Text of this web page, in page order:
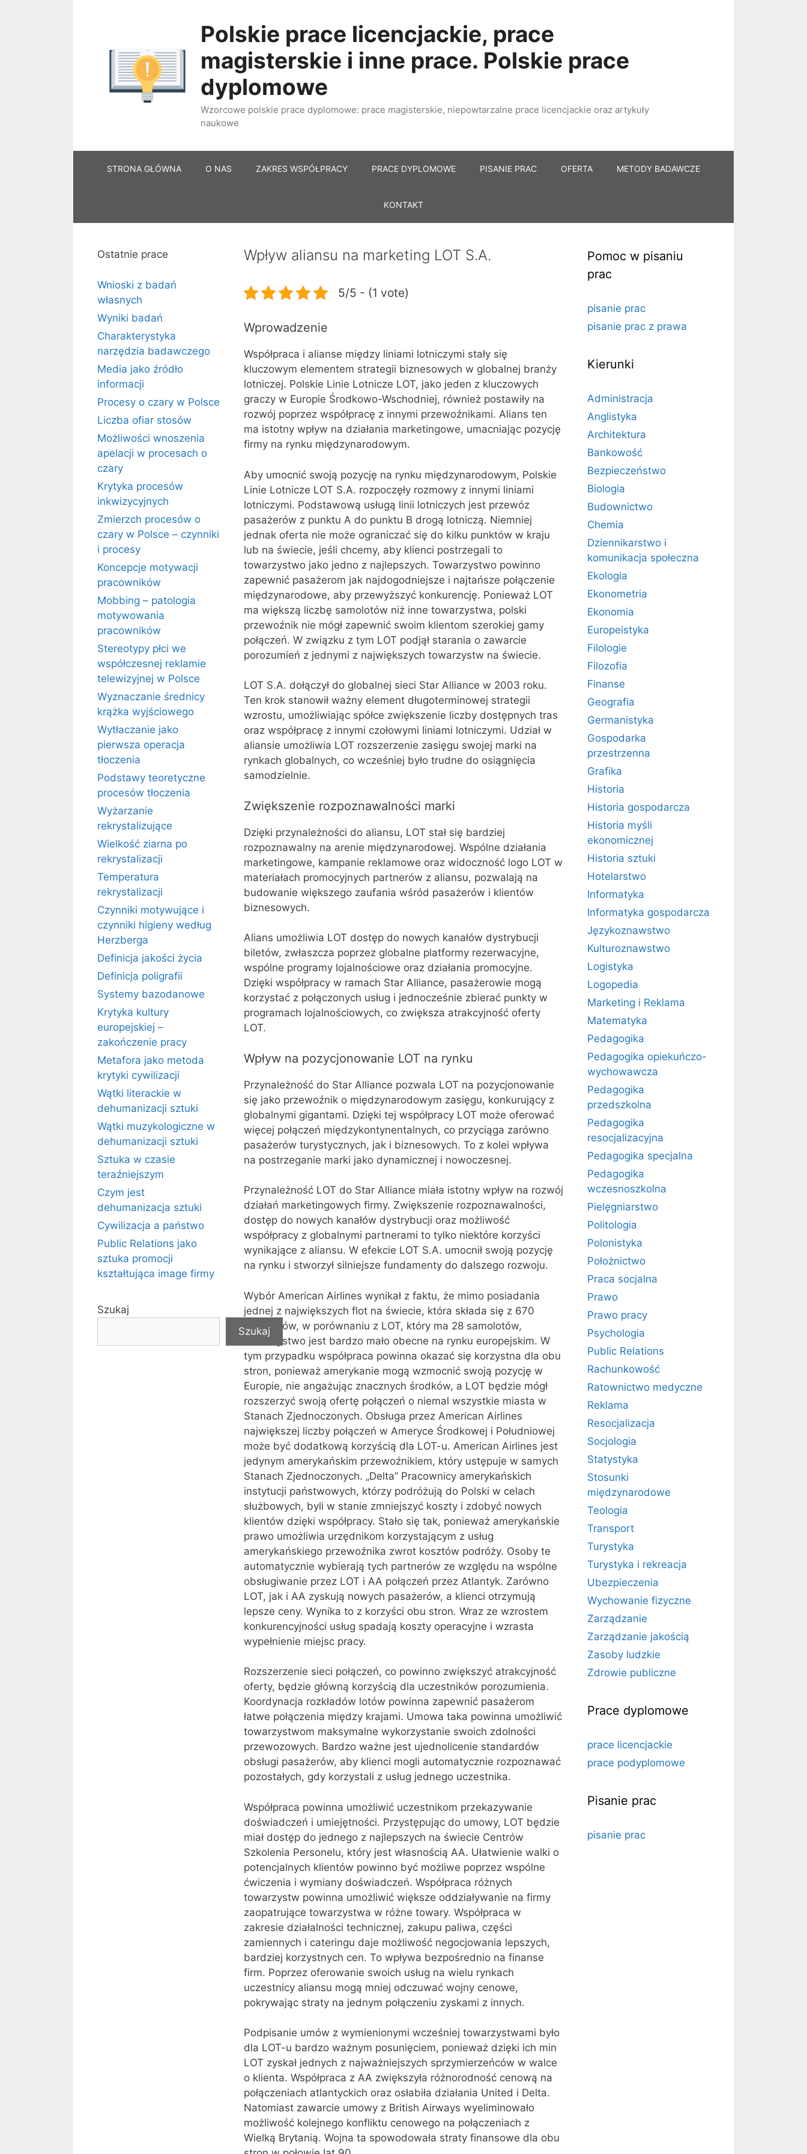
Polskie prace licencjackie, prace
magisterskie i inne prace. Polskie prace
dyplomowe
Wzorcowe polskie prace dyplomowe: prace magisterskie, niepowtarzalne prace licencjackie oraz artykuły
naukowe
STRONA GŁÓWNA O NAS ZAKRES WSPÓŁPRACY PRACE DYPLOMOWE PISANIE PRAC OFERTA METODY BADAWCZE
KONTAKT
Wpływ aliansu na marketing LOT S.A.
5/5 - (1 vote)
Wprowadzenie
Współpraca i alianse między liniami lotniczymi stały się
kluczowym elementem strategii biznesowych w globalnej branży
lotniczej. Polskie Linie Lotnicze LOT, jako jeden z kluczowych
graczy w Europie Środkowo-Wschodniej, również postawiły na
rozwój poprzez współpracę z innymi przewoźnikami. Alians ten
ma istotny wpływ na działania marketingowe, umacniając pozycję
firmy na rynku międzynarodowym.
Aby umocnić swoją pozycję na rynku międzynarodowym, Polskie
Linie Lotnicze LOT S.A. rozpoczęły rozmowy z innymi liniami
lotniczymi. Podstawową usługą linii lotniczych jest przewóz
pasażerów z punktu A do punktu B drogą lotniczą. Niemniej
jednak oferta nie może ograniczać się do kilku punktów w kraju
lub na świecie, jeśli chcemy, aby klienci postrzegali to
towarzystwo jako jedno z najlepszych. Towarzystwo powinno
zapewnić pasażerom jak najdogodniejsze i najtańsze połączenie
międzynarodowe, aby przewyższyć konkurencję. Ponieważ LOT
ma większą liczbę samolotów niż inne towarzystwa, polski
przewoźnik nie mógł zapewnić swoim klientom szerokiej gamy
połączeń. W związku z tym LOT podjął starania o zawarcie
porozumień z jednymi z największych towarzystw na świecie.
LOT S.A. dołączył do globalnej sieci Star Alliance w 2003 roku.
Ten krok stanowił ważny element długoterminowej strategii
wzrostu, umożliwiając spółce zwiększenie liczby dostępnych tras
oraz współpracę z innymi czołowymi liniami lotniczymi. Udział w
aliansie umożliwia LOT rozszerzenie zasięgu swojej marki na
rynkach globalnych, co wcześniej było trudne do osiągnięcia
samodzielnie.
Zwiększenie rozpoznawalności marki
Dzięki przynależności do aliansu, LOT stał się bardziej
rozpoznawalny na arenie międzynarodowej. Wspólne działania
marketingowe, kampanie reklamowe oraz widoczność logo LOT w
materiałach promocyjnych partnerów z aliansu, pozwalają na
budowanie większego zaufania wśród pasażerów i klientów
biznesowych.
Alians umożliwia LOT dostęp do nowych kanałów dystrybucji
biletów, zwłaszcza poprzez globalne platformy rezerwacyjne,
wspólne programy lojalnościowe oraz działania promocyjne.
Dzięki współpracy w ramach Star Alliance, pasażerowie mogą
korzystać z połączonych usług i jednocześnie zbierać punkty w
programach lojalnościowych, co zwiększa atrakcyjność oferty
LOT.
Wpływ na pozycjonowanie LOT na rynku
Przynależność do Star Alliance pozwala LOT na pozycjonowanie
się jako przewoźnik o międzynarodowym zasięgu, konkurujący z
globalnymi gigantami. Dzięki tej współpracy LOT może oferować
więcej połączeń międzykontynentalnych, co przyciąga zarówno
pasażerów turystycznych, jak i biznesowych. To z kolei wpływa
na postrzeganie marki jako dynamicznej i nowoczesnej.
Przynależność LOT do Star Alliance miała istotny wpływ na rozwój
działań marketingowych firmy. Zwiększenie rozpoznawalności,
dostęp do nowych kanałów dystrybucji oraz możliwość
współpracy z globalnymi partnerami to tylko niektóre korzyści
wynikające z aliansu. W efekcie LOT S.A. umocnił swoją pozycję
na rynku i stworzył silniejsze fundamenty do dalszego rozwoju.
Wybór American Airlines wynikał z faktu, że mimo posiadania
jednej z największych flot na świecie, która składa się z 670
samolotów, w porównaniu z LOT, który ma 28 samolotów,
towarzystwo jest bardzo mało obecne na rynku europejskim. W
tym przypadku współpraca powinna okazać się korzystna dla obu
stron, ponieważ amerykanie mogą wzmocnić swoją pozycję w
Europie, nie angażując znacznych środków, a LOT będzie mógł
rozszerzyć swoją ofertę połączeń o niemal wszystkie miasta w
Stanach Zjednoczonych. Obsługa przez American Airlines
największej liczby połączeń w Ameryce Środkowej i Południowej
może być dodatkową korzyścią dla LOT-u. American Airlines jest
jedynym amerykańskim przewoźnikiem, który ustępuje w samych
Stanach Zjednoczonych. „Delta” Pracownicy amerykańskich
instytucji państwowych, którzy podróżują do Polski w celach
służbowych, byli w stanie zmniejszyć koszty i zdobyć nowych
klientów dzięki współpracy. Stało się tak, ponieważ amerykańskie
prawo umożliwia urzędnikom korzystającym z usług
amerykańskiego przewoźnika zwrot kosztów podróży. Osoby te
automatycznie wybierają tych partnerów ze względu na wspólne
obsługiwanie przez LOT i AA połączeń przez Atlantyk. Zarówno
LOT, jak i AA zyskują nowych pasażerów, a klienci otrzymują
lepsze ceny. Wynika to z korzyści obu stron. Wraz ze wzrostem
konkurencyjności usług spadają koszty operacyjne i wzrasta
wypełnienie miejsc pracy.
Rozszerzenie sieci połączeń, co powinno zwiększyć atrakcyjność
oferty, będzie główną korzyścią dla uczestników porozumienia.
Koordynacja rozkładów lotów powinna zapewnić pasażerom
łatwe połączenia między krajami. Umowa taka powinna umożliwić
towarzystwom maksymalne wykorzystanie swoich zdolności
przewozowych. Bardzo ważne jest ujednolicenie standardów
obsługi pasażerów, aby klienci mogli automatycznie rozpoznawać
pozostałych, gdy korzystali z usług jednego uczestnika.
Współpraca powinna umożliwić uczestnikom przekazywanie
doświadczeń i umiejętności. Przystępując do umowy, LOT będzie
miał dostęp do jednego z najlepszych na świecie Centrów
Szkolenia Personelu, który jest własnością AA. Ułatwienie walki o
potencjalnych klientów powinno być możliwe poprzez wspólne
ćwiczenia i wymiany doświadczeń. Współpraca różnych
towarzystw powinna umożliwić większe oddziaływanie na firmy
zaopatrujące towarzystwa w różne towary. Współpraca w
zakresie działalności technicznej, zakupu paliwa, części
zamiennych i cateringu daje możliwość negocjowania lepszych,
bardziej korzystnych cen. To wpływa bezpośrednio na finanse
firm. Poprzez oferowanie swoich usług na wielu rynkach
uczestnicy aliansu mogą mniej odczuwać wojny cenowe,
pokrywając straty na jednym połączeniu zyskami z innych.
Podpisanie umów z wymienionymi wcześniej towarzystwami było
dla LOT-u bardzo ważnym posunięciem, ponieważ dzięki ich min
LOT zyskał jednych z najważniejszych sprzymierzeńców w walce
o klienta. Współpraca z AA zwiększyła różnorodność cenową na
połączeniach atlantyckich oraz osłabiła działania United i Delta.
Natomiast zawarcie umowy z British Airways wyeliminowało
możliwość kolejnego konfliktu cenowego na połączeniach z
Wielką Brytanią. Wojna ta spowodowała straty finansowe dla obu
Ostatnie prace
Wnioski z badań
własnych
Wyniki badań
Charakterystyka
narzędzia badawczego
Media jako źródło
informacji
Procesy o czary w Polsce
Liczba ofiar stosów
Możliwości wnoszenia
apelacji w procesach o
czary
Krytyka procesów
inkwizycyjnych
Zmierzch procesów o
czary w Polsce – czynniki
i procesy
Koncepcje motywacji
pracowników
Mobbing – patologia
motywowania
pracowników
Stereotypy płci we
współczesnej reklamie
telewizyjnej w Polsce
Wyznaczanie średnicy
krążka wyjściowego
Wytłaczanie jako
pierwsza operacja
tłoczenia
Podstawy teoretyczne
procesów tłoczenia
Wyżarzanie
rekrystalizujące
Wielkość ziarna po
rekrystalizacji
Temperatura
rekrystalizacji
Czynniki motywujące i
czynniki higieny według
Herzberga
Definicja jakości życia
Definicja poligrafii
Systemy bazodanowe
Krytyka kultury
europejskiej –
zakończenie pracy
Metafora jako metoda
krytyki cywilizacji
Wątki literackie w
dehumanizacji sztuki
Wątki muzykologiczne w
dehumanizacji sztuki
Sztuka w czasie
teraźniejszym
Czym jest
dehumanizacja sztuki
Cywilizacja a państwo
Public Relations jako
sztuka promocji
kształtująca image firmy
Szukaj
Szukaj
Pomoc w pisaniu
prac
pisanie prac
pisanie prac z prawa
Kierunki
Administracja
Anglistyka
Architektura
Bankowość
Bezpieczeństwo
Biologia
Budownictwo
Chemia
Dziennikarstwo i
komunikacja społeczna
Ekologia
Ekonometria
Ekonomia
Europeistyka
Filologie
Filozofia
Finanse
Geografia
Germanistyka
Gospodarka
przestrzenna
Grafika
Historia
Historia gospodarcza
Historia myśli
ekonomicznej
Historia sztuki
Hotelarstwo
Informatyka
Informatyka gospodarcza
Językoznawstwo
Kulturoznawstwo
Logistyka
Logopedia
Marketing i Reklama
Matematyka
Pedagogika
Pedagogika opiekuńczo-
wychowawcza
Pedagogika
przedszkolna
Pedagogika
resocjalizacyjna
Pedagogika specjalna
Pedagogika
wczesnoszkolna
Pielęgniarstwo
Politologia
Polonistyka
Położnictwo
Praca socjalna
Prawo
Prawo pracy
Psychologia
Public Relations
Rachunkowość
Ratownictwo medyczne
Reklama
Resocjalizacja
Socjologia
Statystyka
Stosunki
międzynarodowe
Teologia
Transport
Turystyka
Turystyka i rekreacja
Ubezpieczenia
Wychowanie fizyczne
Zarządzanie
Zarządzanie jakością
Zasoby ludzkie
Zdrowie publiczne
Prace dyplomowe
prace licencjackie
prace podyplomowe
Pisanie prac
pisanie prac